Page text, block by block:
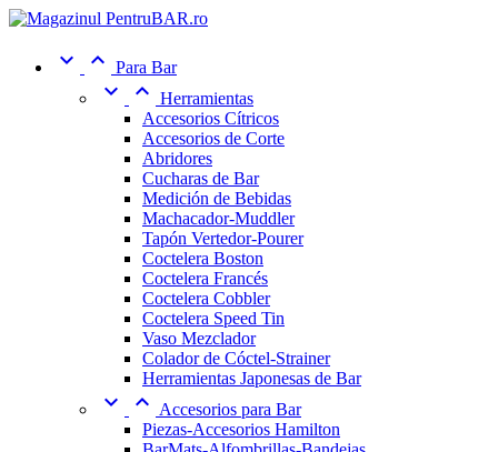
  Para Bar
  Herramientas
Accesorios Cítricos
Accesorios de Corte
Abridores
Cucharas de Bar
Medición de Bebidas
Machacador-Muddler
Tapón Vertedor-Pourer
Coctelera Boston
Coctelera Francés
Coctelera Cobbler
Coctelera Speed Tin
Vaso Mezclador
Colador de Cóctel-Strainer
Herramientas Japonesas de Bar
  Accesorios para Bar
Piezas-Accesorios Hamilton